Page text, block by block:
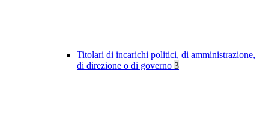
Titolari di incarichi politici, di amministrazione,
di direzione o di governo 3